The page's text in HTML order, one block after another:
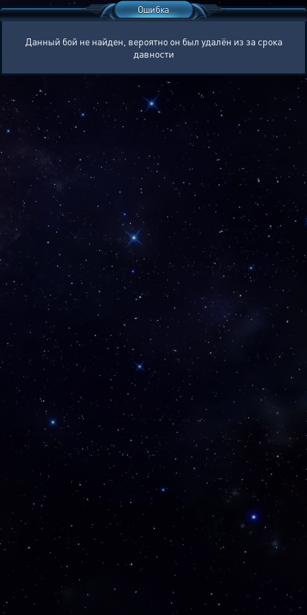
Ошибка
Данный бой не найден, вероятно он был удалён из за срока
давности